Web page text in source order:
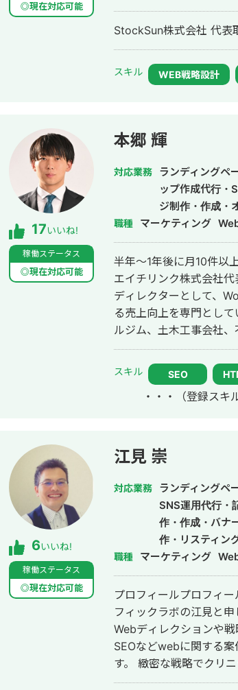
◎現在対応可能
StockSun株式会社 代表
スキル WEB戦略設計
17いいね!
稼働ステータス
◎現在対応可能
本郷 輝
対応業務
ランディングペ
ップ作成代行・
ジ制作・作成・
職種 マーケティング
半年～1年後に月10件以
エイチリンク株式会社
ディレクターとして、
る売上向上を専門としています。 HP/LP制作実績は100サ
ルジム、土木工事会社
においては、ゼロから
ド検索1位に導き、月間
るようないわゆるデータベー
サル日本トップリーグ
て活動しながらWeb制
プロ契約のため1年間休
たら徹底的にやり抜く
スキル SEO
・・・ （登録スキ
6いいね!
稼働ステータス
◎現在対応可能
江見 崇
対応業務
ランディングペ
SNS運用代行・
作・作成・バナ
作・リスティン
職種 マーケティング
プロフィールプロフィ
フィックラボの江見と申します。 弊社ではクリニック様・
Webディレクションや
SEOなどwebに関する
す。 緻密な戦略でクリニック様の集客をお手伝いさせていただきます。また、
常にレスを早めに対応を